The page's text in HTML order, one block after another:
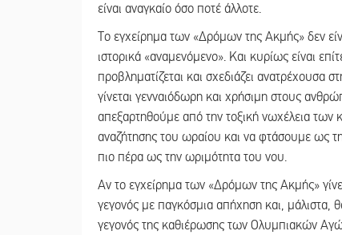
είναι αναγκαίο όσο ποτέ άλλοτε.
Το εγχείρημα των «Δρόμων της Ακμής» δεν
ιστορικά «αναμενόμενο». Και κυρίως είναι
προβληματίζεται και σχεδιάζει ανατρέχουσα
γίνεται γενναιόδωρη και χρήσιμη στους
απεξαρτηθούμε από την τοξική νωχέλεια
αναζήτησης του ωραίου και να φτάσουμε ως
πιο πέρα ως την ωριμότητα του νου.
Αν το εγχείρημα των «Δρόμων της Ακμής»
γεγονός με παγκόσμια απήχηση και, μάλιστα,
γεγονός της καθιέρωσης των Ολυμπιακών